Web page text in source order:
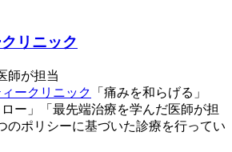
リニック
師が担当
「痛みを和らげる」
ロー」「最先端治療を学んだ医師が担
のポリシーに基づいた診療を行ってい